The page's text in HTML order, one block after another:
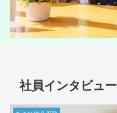
社員インタビュー